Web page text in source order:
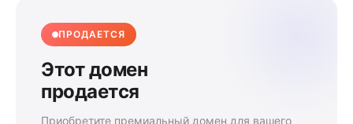
ПРОДАЕТСЯ
Этот домен
продается
Приобретите премиальный домен для вашего